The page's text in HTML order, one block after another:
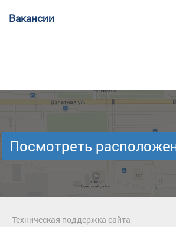
Вакансии
Посмотреть
Техническая поддержка сайта